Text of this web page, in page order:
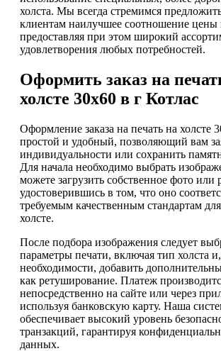
холста. Мы всегда стремимся
клиентам наилучшее соотношение цены
предоставляя при этом широкий
удовлетворения любых потребностей.
Оформить заказ на
холсте 30х60 в г Котлас
Оформление заказа на печать на холсте
простой и удобный, позволяющий вам
индивидуальности или сохранить
Для начала необходимо выбрать
можете загрузить собственное фото или
удостоверившись в том, что оно
требуемым качественным стандартам
холсте.
После подбора изображения следует
параметры печати, включая тип холста
необходимости, добавить
как ретуширование. Платеж
непосредственно на сайте или через
используя банковскую карту. Наша
обеспечивает высокий уровень
транзакций, гарантируя
данных.